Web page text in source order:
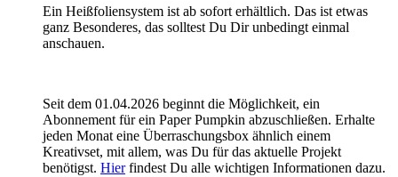
Ein Heißfoliensystem ist ab sofort erhältlich. Das ist etwas
ganz Besonderes, das solltest Du Dir unbedingt einmal
anschauen.
Seit dem 01.04.2026 beginnt die Möglichkeit, ein
Abonnement für ein Paper Pumpkin abzuschließen. Erhalte
jeden Monat eine Überraschungsbox ähnlich einem
Kreativset, mit allem, was Du für das aktuelle Projekt
benötigst. Hierfindest Du alle wichtigen Informationen dazu.